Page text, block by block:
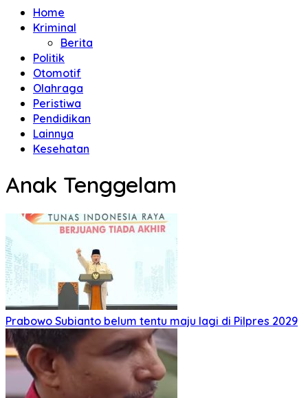
Home
Kriminal
Berita
Politik
Otomotif
Olahraga
Peristiwa
Pendidikan
Lainnya
Kesehatan
Anak Tenggelam
Prabowo Subianto belum tentu maju lagi di Pilpres 2029